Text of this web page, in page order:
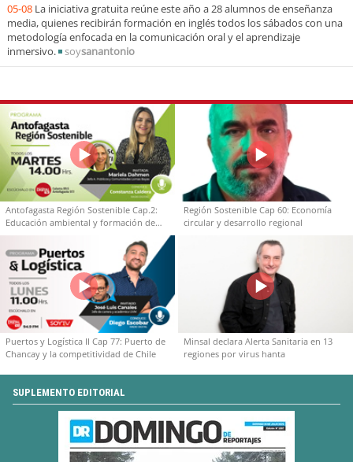
05-08 La iniciativa gratuita reúne este año a 28 alumnos de enseñanza
media, quienes recibirán formación en inglés todos los sábados con una
metodología enfocada en la comunicación oral y el aprendizaje
inmersivo.
soysanantonio
Antofagasta Región Sostenible Cap.2:
Educación ambiental y formación de
capacidades técnicas
Región Sostenible Cap 60: Economía
circular y desarrollo regional
Puertos y Logística II Cap 77: Puerto de
Chancay y la competitividad de Chile
Minsal declara Alerta Sanitaria en 13
regiones por virus hanta
SUPLEMENTO EDITORIAL